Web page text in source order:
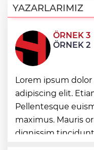
İzmit'te
çekimi
YAZARLARIMIZ
ÖRNEK 3
ÖRNEK 2
Lorem ipsum
adipiscing elit.
Pellentesque
maximus. Mauris
dignissim